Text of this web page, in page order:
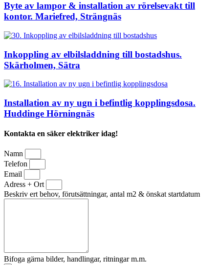
Byte av lampor & installation av rörelsevakt till
kontor. Mariefred, Strängnäs
Inkoppling av elbilsladdning till bostadshus.
Skärholmen, Sätra
Installation av ny ugn i befintlig kopplingsdosa.
Huddinge Hörningnäs
Kontakta en säker elektriker idag!
Namn
Telefon
Email
Adress + Ort
Beskriv ert behov, förutsättningar, antal m2 & önskat startdatum
Bifoga gärna bilder, handlingar, ritningar m.m.